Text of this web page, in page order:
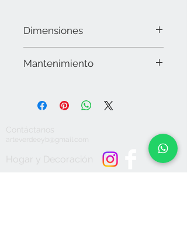
Dimensiones
Mantenimiento
utilizar químicos o detergentes
en agua. No apto para lavavajillas ni
microondas. No dejar expuesto a la
Contáctanos
arteverdeeyb@gmail.com
Hogar y Decoración